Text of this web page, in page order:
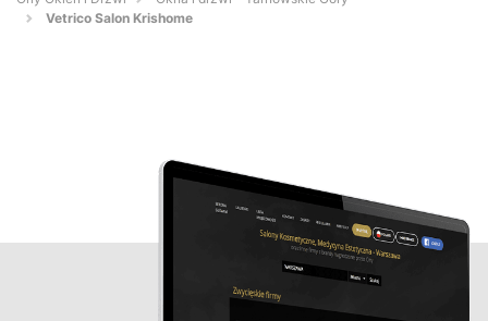
Vetrico Salon Krishome